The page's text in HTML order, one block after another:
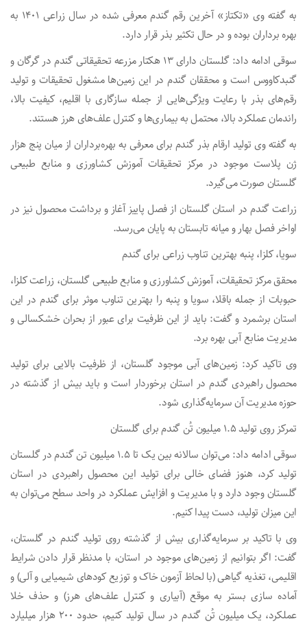
به گفته وی «تکتاز» آخرین رقم گندم معرفی شده در سال زراعی ۱۴۰۱ به
بهره برداران بوده و در حال تکثیر بذر قرار دارد.
سوقی ادامه داد: گلستان دارای ۱۳ هکتار مزرعه تحقیقاتی گندم در گرگان و
گنبدکاووس است و محققان گندم در این زمین‌ها مشغول تحقیقات و تولید
رقم‌های بذر با رعایت ویژگی‌هایی از جمله سازگاری با اقلیم، کیفیت بالا،
راندمان عملکرد بالا، محتمل به بیماری‌ها و کنترل علف‌های هرز هستند.
به گفته وی تولید ارقام بذر گندم برای معرفی به بهره‌برداران از میان پنج هزار
ژن پلاست موجود در مرکز تحقیقات آموزش کشاورزی و منابع طبیعی
گلستان صورت می‌گیرد.
زراعت گندم در استان گلستان از فصل پاییز آغاز و برداشت محصول نیز در
اواخر فصل بهار و میانه تابستان به پایان می‌رسد.
سویا، کلزا، پنبه بهترین تناوب زراعی برای گندم
محقق مرکز تحقیقات، آموزش کشاورزی و منابع طبیعی گلستان، زراعت کلزا،
حبوبات از جمله باقلا، سویا و پنبه را بهترین تناوب موثر برای گندم در این
استان برشمرد و گفت: باید از این ظرفیت برای عبور از بحران خشکسالی و
مدیریت منابع آبی بهره برد.
وی تاکید کرد: زمین‌های آبی موجود گلستان، از ظرفیت بالایی برای تولید
محصول راهبردی گندم در استان برخوردار است و باید بیش از گذشته در
حوزه مدیریت آن سرمایه‌گذاری شود.
تمرکز روی تولید ۱.۵ میلیون تُن گندم برای گلستان
سوقی ادامه داد: می‌توان سالانه بین یک تا ۱.۵ میلیون تن گندم در گلستان
تولید کرد، هنوز فضای خالی برای تولید این محصول راهبردی در استان
گلستان وجود دارد و با مدیریت و افزایش عملکرد در واحد سطح می‌توان به
این میزان تولید، دست پیدا کنیم.
وی با تاکید بر سرمایه‌گذاری بیش از گذشته روی تولید گندم در گلستان،
گفت: اگر بتوانیم از زمین‌های موجود در استان، با مدنظر قرار دادن شرایط
اقلیمی، تغذیه گیاهی (با لحاظ آزمون خاک و توزیع کود‌های شیمیایی و آلی) و
آماده سازی بستر به موقع (آبیاری و کنترل علف‌های هرز) و حذف خلا
عملکرد، یک میلیون تُن گندم در سال تولید کنیم، حدود ۲۰۰ هزار میلیارد